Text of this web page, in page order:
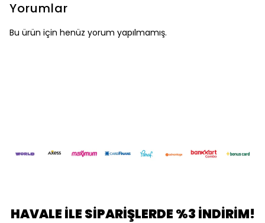
Yorumlar
Bu ürün için henüz yorum yapılmamış.
HAVALE İLE SİPARİŞLERDE %3 İNDİRİM!